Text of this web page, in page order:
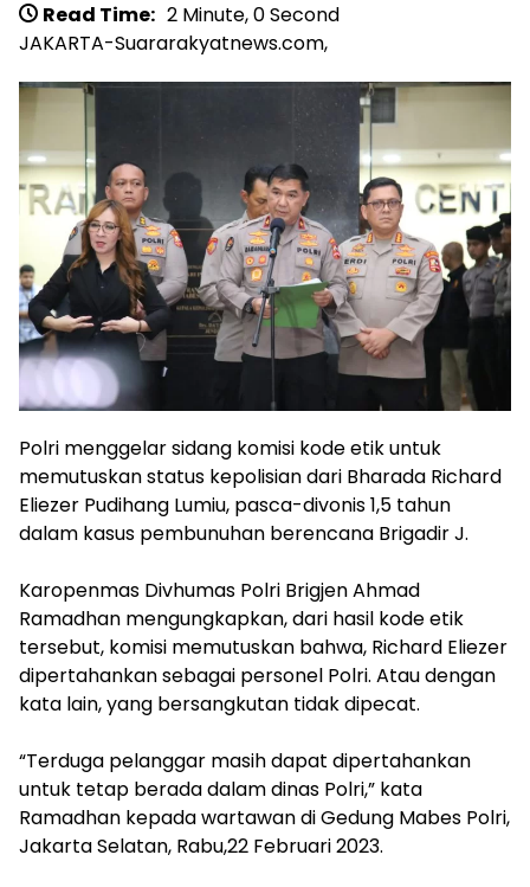
Read Time: 2 Minute, 0 Second
JAKARTA-Suararakyatnews.com,
Polri menggelar sidang komisi kode etik untuk
memutuskan status kepolisian dari Bharada Richard
Eliezer Pudihang Lumiu, pasca-divonis 1,5 tahun
dalam kasus pembunuhan berencana Brigadir J.
Karopenmas Divhumas Polri Brigjen Ahmad
Ramadhan mengungkapkan, dari hasil kode etik
tersebut, komisi memutuskan bahwa, Richard Eliezer
dipertahankan sebagai personel Polri. Atau dengan
kata lain, yang bersangkutan tidak dipecat.
“Terduga pelanggar masih dapat dipertahankan
untuk tetap berada dalam dinas Polri,” kata
Ramadhan kepada wartawan di Gedung Mabes Polri,
Jakarta Selatan, Rabu,22 Februari 2023.